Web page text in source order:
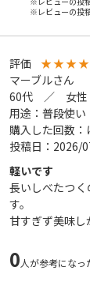
※レビューの投
評価 ★★★★
マーブルさん
60代 ／ 女性
用途：普段使い
購入した回数：
投稿日：2026/
軽いです
長いしべたつ
す。
甘すぎず美味し
0人が参考になっ